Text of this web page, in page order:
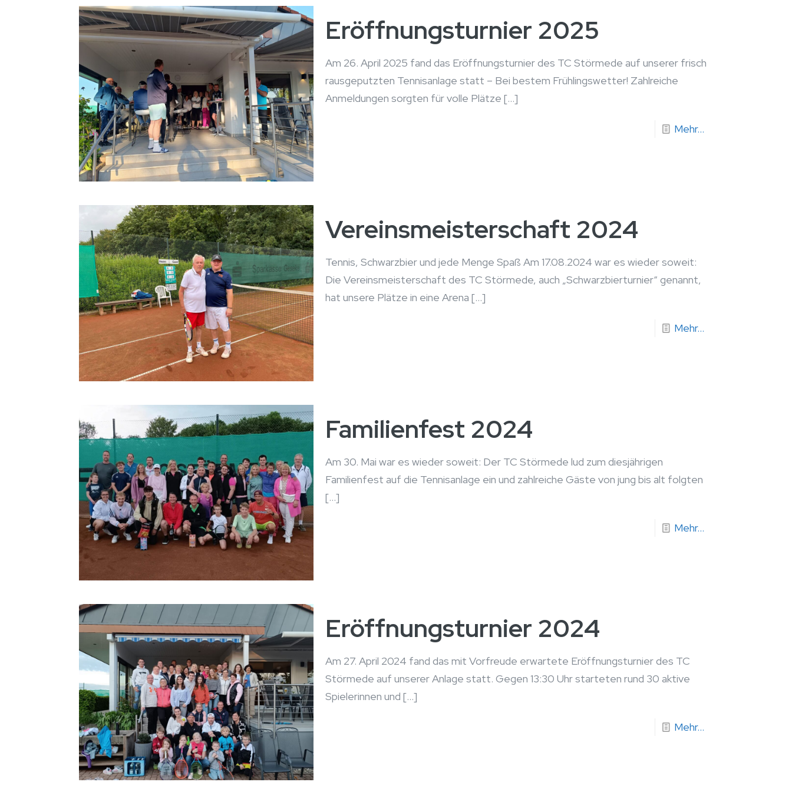
Eröffnungsturnier 2025
Am 26. April 2025 fand das Eröffnungsturnier des TC Störmede auf unserer frisch
rausgeputzten Tennisanlage statt – Bei bestem Frühlingswetter! Zahlreiche
Anmeldungen sorgten für volle Plätze […]
Mehr...
Vereinsmeisterschaft 2024
Tennis, Schwarzbier und jede Menge Spaß Am 17.08.2024 war es wieder soweit:
Die Vereinsmeisterschaft des TC Störmede, auch „Schwarzbierturnier“ genannt,
hat unsere Plätze in eine Arena […]
Mehr...
Familienfest 2024
Am 30. Mai war es wieder soweit: Der TC Störmede lud zum diesjährigen
Familienfest auf die Tennisanlage ein und zahlreiche Gäste von jung bis alt folgten
[…]
Mehr...
Eröffnungsturnier 2024
Am 27. April 2024 fand das mit Vorfreude erwartete Eröffnungsturnier des TC
Störmede auf unserer Anlage statt. Gegen 13:30 Uhr starteten rund 30 aktive
Spielerinnen und […]
Mehr...